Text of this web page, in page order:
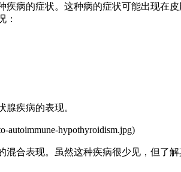
病的症状。这种病的症状可能出现在
：
疾病的表现。
autoimmune-hypothyroidism.jpg)
合表现。虽然这种疾病很少见，但了